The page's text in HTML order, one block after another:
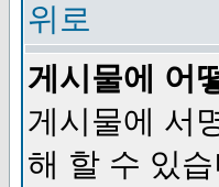
위로
게시물에 어
게시물에 서
해 할 수 있